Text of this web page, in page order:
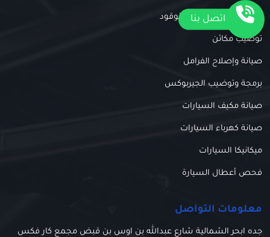
اتصل بنا
تنظيف بخاخات وحقن الوقود
توضيب مكائن
صيانة وإصلاح الفرامل
برمجة وتوضيب الجيربوكس
صيانة مكيف السيارات
صيانة كهرباء السيارات
ميكانيكا السيارات
فحص أعطال السيارة
معلومات التواصل
جده ابحر الشمالية شارع عبدالله بن اوس بن قبض مجمع كار فكس